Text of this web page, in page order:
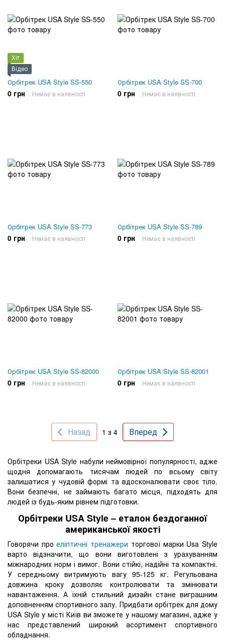
Хіт
Відео
Орбітрек USA Style SS-550
0 грн Немає в наявності
Орбітрек USA Style SS-700
0 грн Немає в наявності
Орбітрек USA Style SS-773
0 грн Немає в наявності
Орбітрек USA Style SS-789
0 грн Немає в наявності
Орбітрек USA Style SS-82000
0 грн Немає в наявності
Орбітрек USA Style SS-82001
0 грн Немає в наявності
Назад 1 з 4 Вперед
Орбітреки USA Style набули неймовірної популярності, адже
щодня допомагають тисячам людей по всьому світу
залишатися у чудовій формі та вдосконалювати своє тіло.
Вони безпечні, не займають багато місця, підходять для
людей із будь-яким рівнем підготовки.
Орбітреки USA Style – еталон бездоганної
американської якості
Говорячи проеліптичні тренажери торгової марки Usa Style
варто відзначити, що вони виготовлені з урахуванням
міжнародних норм і вимог. Вони стійкі, надійні та компактні.
У середньому витримують вагу 95-125 кг. Регульована
довжина кроку дозволяє контролювати та змінювати
навантаження. А їхній стильний дизайн стане виграшним
доповненням спортивного залу. Придбати орбітрек для дому
USA Style у місті Київ ви зможете у нашому магазині, адже у
нас представлений широкий асортимент спортивного
обладнання.